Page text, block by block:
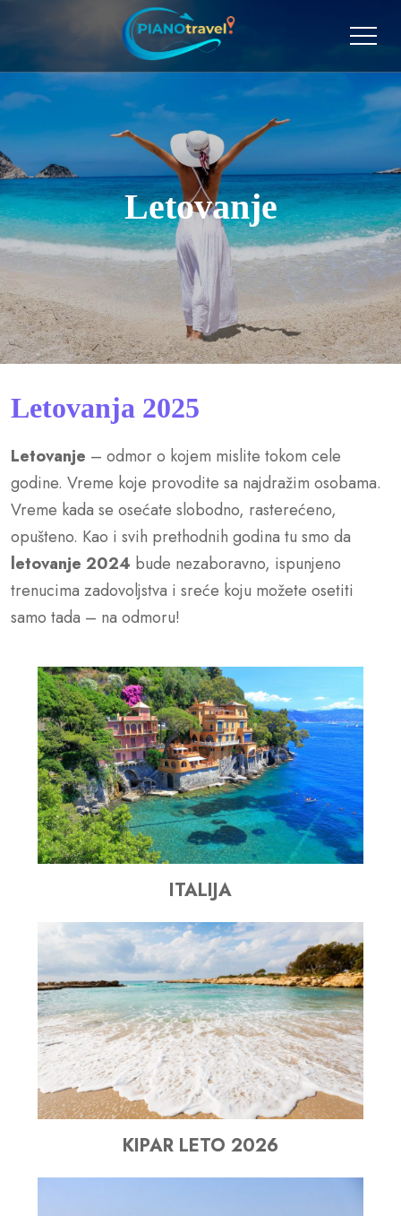
Letovanje
Letovanja 2025
Letovanje – odmor o kojem mislite tokom cele
godine. Vreme koje provodite sa najdražim osobama.
Vreme kada se osećate slobodno, rasterećeno,
opušteno. Kao i svih prethodnih godina tu smo da
letovanje 2024 bude nezaboravno, ispunjeno
trenucima zadovoljstva i sreće koju možete osetiti
samo tada – na odmoru!
ITALIJA
KIPAR LETO 2026